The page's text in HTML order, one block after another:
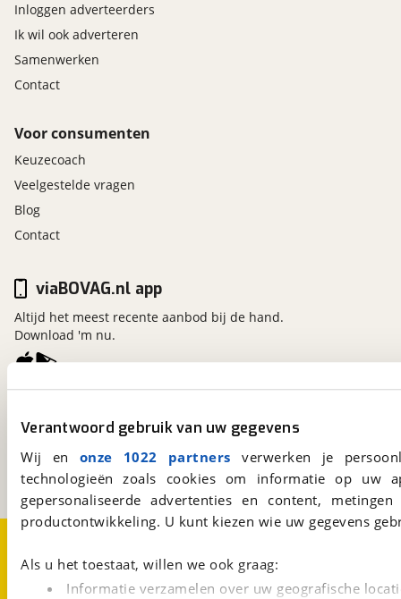
Verantwoord gebruik van uw gegevens
Wij en onze 1022 partners verwerken je
technologieën zoals cookies om informatie op
gepersonaliseerde advertenties en content,
productontwikkeling. U kunt kiezen wie uw gegevens
Als u het toestaat, willen we ook graag:
Informatie verzamelen over uw geografische
Inloggen adverteerders
Ik wil ook adverteren
Samenwerken
Contact
Voor consumenten
Keuzecoach
Veelgestelde vragen
Blog
Contact
Kosterijland15
Een initiatief van
BOVAG
viaBOVAG.nl app
Altijd het meest recente aanbod bij de hand.
Download 'm nu.
Cookievoorkeuren
Vacatures